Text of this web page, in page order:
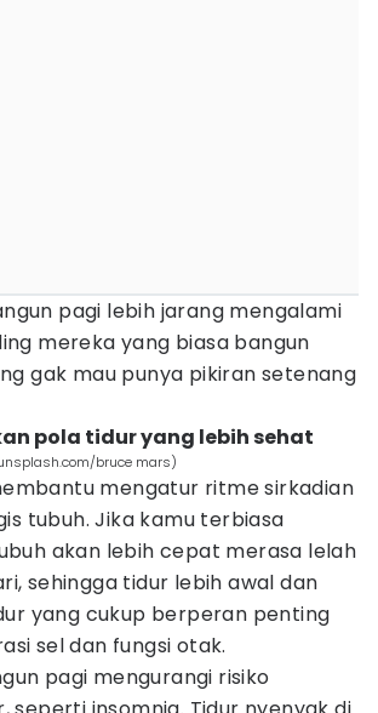
pagi lebih jarang mengalami
mereka yang biasa bangun
gak mau punya pikiran setenang
pola tidur yang lebih sehat
bruce mars)
mengatur ritme sirkadian
tubuh. Jika kamu terbiasa
akan lebih cepat merasa lelah
sehingga tidur lebih awal dan
yang cukup berperan penting
sel dan fungsi otak.
pagi mengurangi risiko